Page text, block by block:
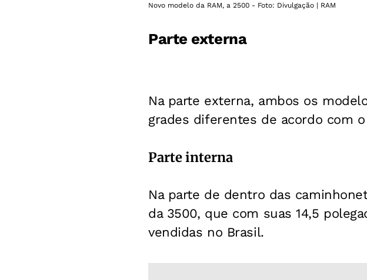
Novo modelo da RAM, a 2500 - Foto: Divulgação | RAM
Parte externa
Na parte externa, ambos os
grades diferentes de acordo com
Parte interna
Na parte de dentro das
da 3500, que com suas 14,5
vendidas no Brasil.